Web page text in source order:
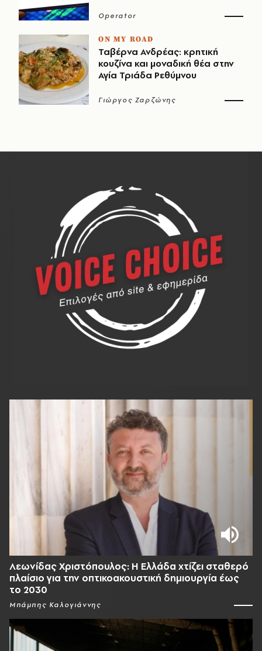
Operator
ON MY ROAD
Ταβέρνα Ανδρέας: κρητική
κουζίνα και μοναδική θέα στην
Αγία Τριάδα Ρεθύμνου
Γιώργος Ζαρζώνης
Λεωνίδας Χριστόπουλος: Η Ελλάδα χτίζει σταθερό
πλαίσιο για την οπτικοακουστική δημιουργία έως
το 2030
Μπάμπης Καλογιάννης